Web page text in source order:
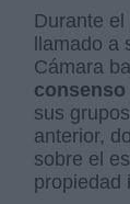
Durante
llamado
Cámara
consenso
sus
anterior,
sobre el
propiedad